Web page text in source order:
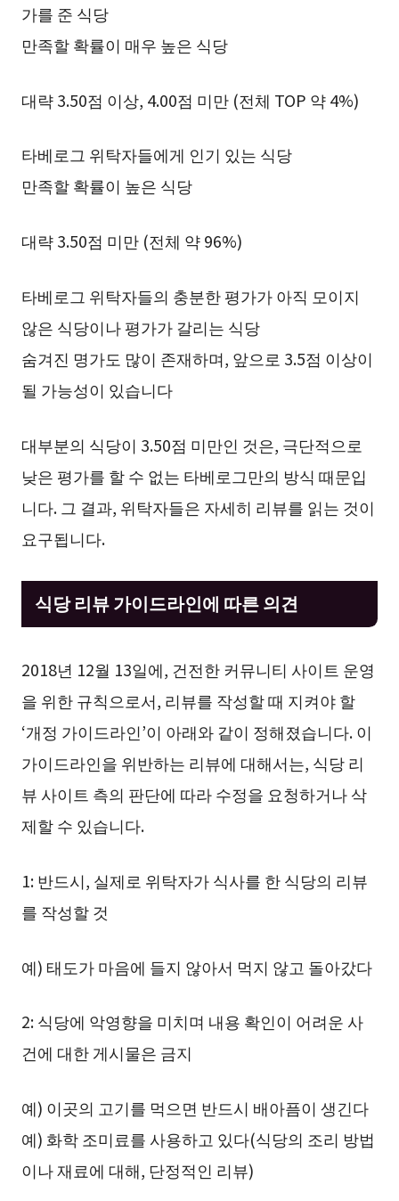
가를 준 식당
만족할 확률이 매우 높은 식당
대략 3.50점 이상, 4.00점 미만 (전체 TOP 약 4%)
타베로그 위탁자들에게 인기 있는 식당
만족할 확률이 높은 식당
대략 3.50점 미만 (전체 약 96%)
타베로그 위탁자들의 충분한 평가가 아직 모이지
않은 식당이나 평가가 갈리는 식당
숨겨진 명가도 많이 존재하며, 앞으로 3.5점 이상이
될 가능성이 있습니다
대부분의 식당이 3.50점 미만인 것은, 극단적으로
낮은 평가를 할 수 없는 타베로그만의 방식 때문입
니다. 그 결과, 위탁자들은 자세히 리뷰를 읽는 것이
요구됩니다.
식당 리뷰 가이드라인에 따른 의견
2018년 12월 13일에, 건전한 커뮤니티 사이트 운영
을 위한 규칙으로서, 리뷰를 작성할 때 지켜야 할
‘개정 가이드라인’이 아래와 같이 정해졌습니다. 이
가이드라인을 위반하는 리뷰에 대해서는, 식당 리
뷰 사이트 측의 판단에 따라 수정을 요청하거나 삭
제할 수 있습니다.
1: 반드시, 실제로 위탁자가 식사를 한 식당의 리뷰
를 작성할 것
예) 태도가 마음에 들지 않아서 먹지 않고 돌아갔다
2: 식당에 악영향을 미치며 내용 확인이 어려운 사
건에 대한 게시물은 금지
예) 이곳의 고기를 먹으면 반드시 배아픔이 생긴다
예) 화학 조미료를 사용하고 있다(식당의 조리 방법
이나 재료에 대해, 단정적인 리뷰)